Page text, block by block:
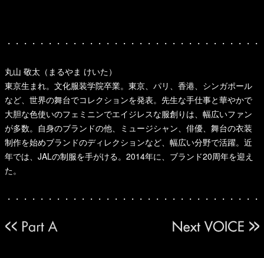
・・・・・・・・・・・・・・・・・・・・・・・・・・・・・・
丸山 敬太（まるやま けいた）
東京生まれ。文化服装学院卒業。東京、パリ、香港、シンガポール
など、世界の舞台でコレクションを発表。先生な手仕事と華やかで
大胆な色使いのフェミニンでエイジレスな服創りは、幅広いファン
が多数。自身のブランドの他、ミュージシャン、俳優、舞台の衣装
制作を始めブランドのディレクションなど、幅広い分野で活躍。近
年では、JALの制服を手がける。2014年に、ブランド20周年を迎え
た。
・・・・・・・・・・・・・・・・・・・・・・・・・・・・・・